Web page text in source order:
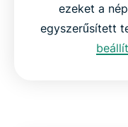
ezeket a
egyszerűsített